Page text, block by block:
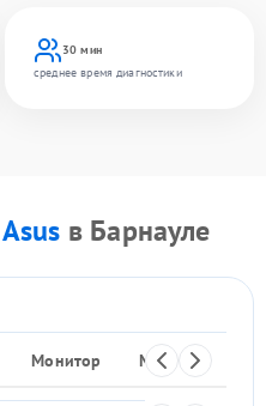
30 мин
среднее время диагностики
Asus в Барнауле
Монитор Моноблок